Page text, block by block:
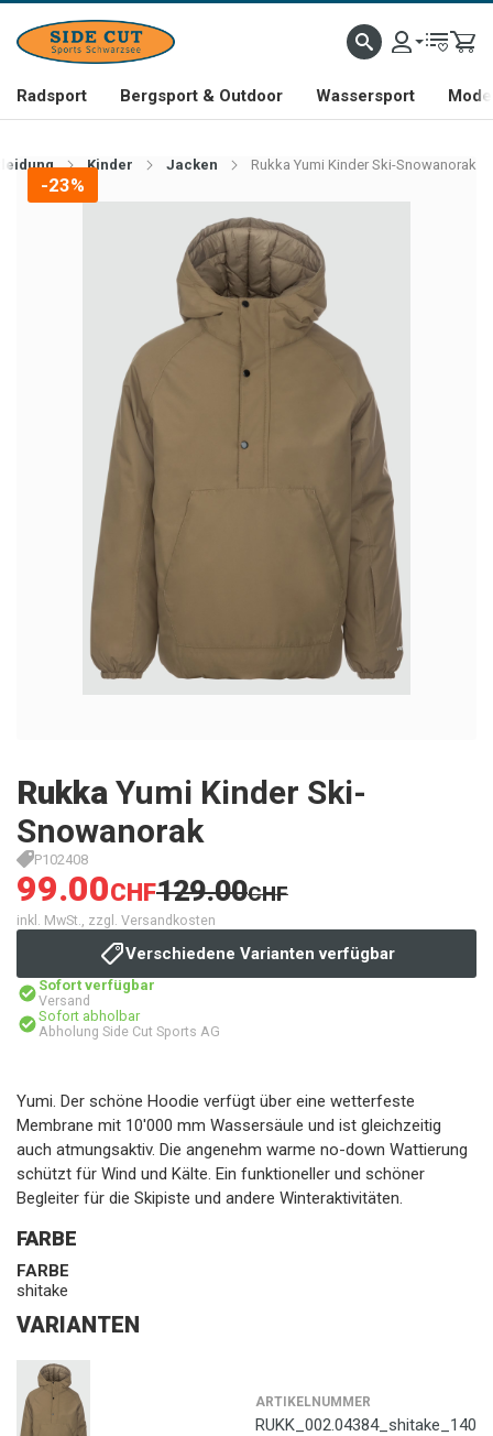
Radsport Bergsport & Outdoor Wassersport
Kinder Jacken Rukka Yumi Kinder Ski-Snowanorak
-23%
Rukka Yumi Kinder Ski-
Snowanorak
P102408
99.00CHF129.00CHF
inkl. MwSt., zzgl. Versandkosten
Verschiedene Varianten verfügbar
Sofort verfügbar
Versand
Sofort abholbar
Abholung Side Cut Sports AG
Yumi. Der schöne Hoodie verfügt über eine wetterfeste
Membrane mit 10'000 mm Wassersäule und ist gleichzeitig
auch atmungsaktiv. Die angenehm warme no-down Wattierung
schützt für Wind und Kälte. Ein funktioneller und schöner
Begleiter für die Skipiste und andere Winteraktivitäten.
FARBE
FARBE
shitake
VARIANTEN
ARTIKELNUMMER
RUKK_002.04384_shitake_140